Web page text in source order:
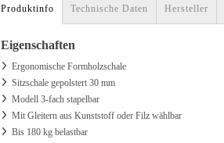
Produktinfo Technische Daten Hersteller
Eigenschaften
Ergonomische Formholzschale
Sitzschale gepolstert 30 mm
Modell 3-fach stapelbar
Mit Gleitern aus Kunststoff oder Filz wählbar
Bis 180 kg belastbar